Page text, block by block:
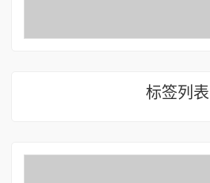
标签列表